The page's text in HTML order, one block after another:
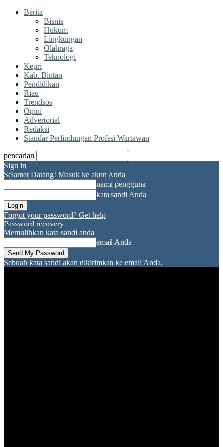
Berita
Bisnis
Hukum
Lingkungan
Olahraga
Teknologi
Kepri
Kab. Bintan
Pendidikan
Riau
Trendsos
Opini
Advertorial
Redaksi
Standar Perlindungan Profesi Wartawan
pencarian
Sign in
Selamat Datang! Masuk ke akun Anda
nama pengguna
kata sandi Anda
Forgot your password? Get help
Password recovery
Memulihkan kata sandi anda
email Anda
Sebuah kata sandi akan dikirimkan ke email Anda.